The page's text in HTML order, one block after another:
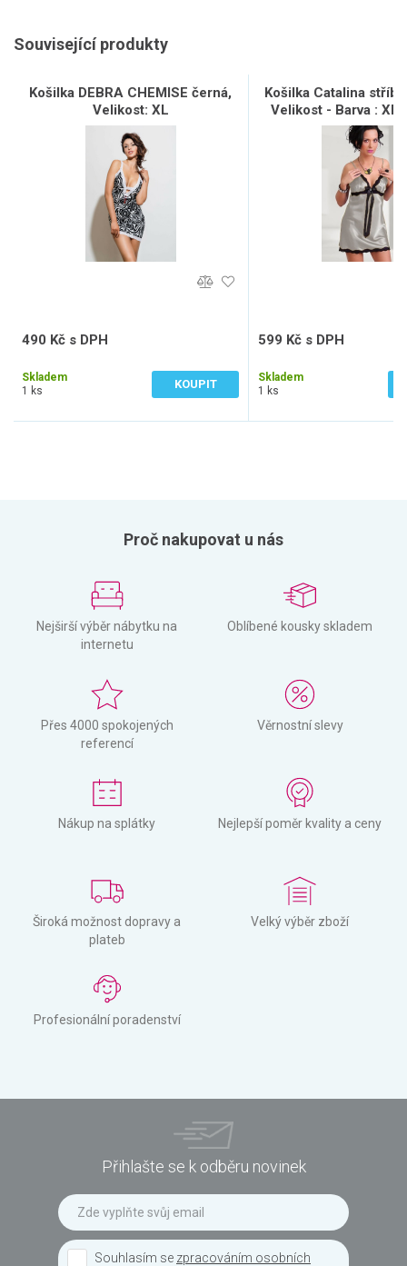
Související produkty
Košilka DEBRA CHEMISE černá,
Velikost: XL
490 Kč s DPH
Skladem
1 ks
KOUPIT
Košilka Catalina
Velikost - Barva : XL
599 Kč s DPH
Skladem
1 ks
Proč nakupovat u nás
Nejširší výběr nábytku na
internetu
Oblíbené kousky skladem
Přes 4000 spokojených
referencí
Věrnostní slevy
Nákup na splátky Nejlepší poměr kvality a ceny
Široká možnost dopravy a
plateb
Velký výběr zboží
Profesionální poradenství
Přihlašte se k odběru novinek
Souhlasím se zpracováním osobních